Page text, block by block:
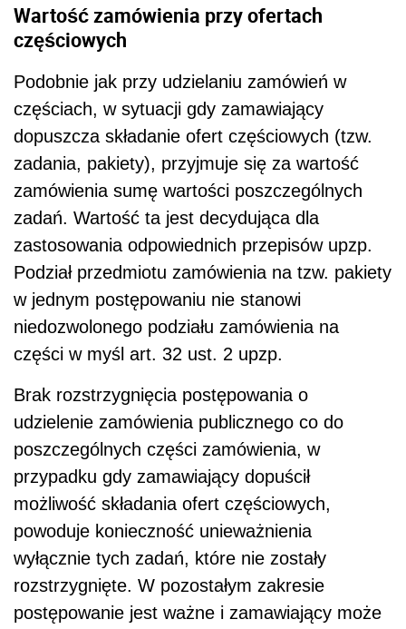
Wartość zamówienia przy ofertach
częściowych
Podobnie jak przy udzielaniu zamówień w
częściach, w sytuacji gdy zamawiający
dopuszcza składanie ofert częściowych (tzw.
zadania, pakiety), przyjmuje się za wartość
zamówienia sumę wartości poszczególnych
zadań. Wartość ta jest decydująca dla
zastosowania odpowiednich przepisów upzp.
Podział przedmiotu zamówienia na tzw. pakiety
w jednym postępowaniu nie stanowi
niedozwolonego podziału zamówienia na
części w myśl art. 32 ust. 2 upzp.
Brak rozstrzygnięcia postępowania o
udzielenie zamówienia publicznego co do
poszczególnych części zamówienia, w
przypadku gdy zamawiający dopuścił
możliwość składania ofert częściowych,
powoduje konieczność unieważnienia
wyłącznie tych zadań, które nie zostały
rozstrzygnięte. W pozostałym zakresie
postępowanie jest ważne i zamawiający może